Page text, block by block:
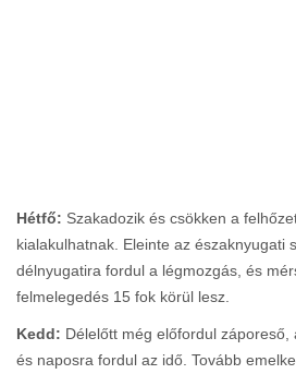
Hétfő: Szakadozik és csökken a
kialakulhatnak. Eleinte az északnyugati
délnyugatira fordul a légmozgás, és
felmelegedés 15 fok körül lesz.
Kedd: Délelőtt még előfordul záporeső,
és naposra fordul az idő. Tovább